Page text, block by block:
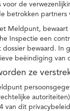
de
betrokken
Meldpunt,
Inspectie een
bewaard. In
beëindiging van
ze
van dit